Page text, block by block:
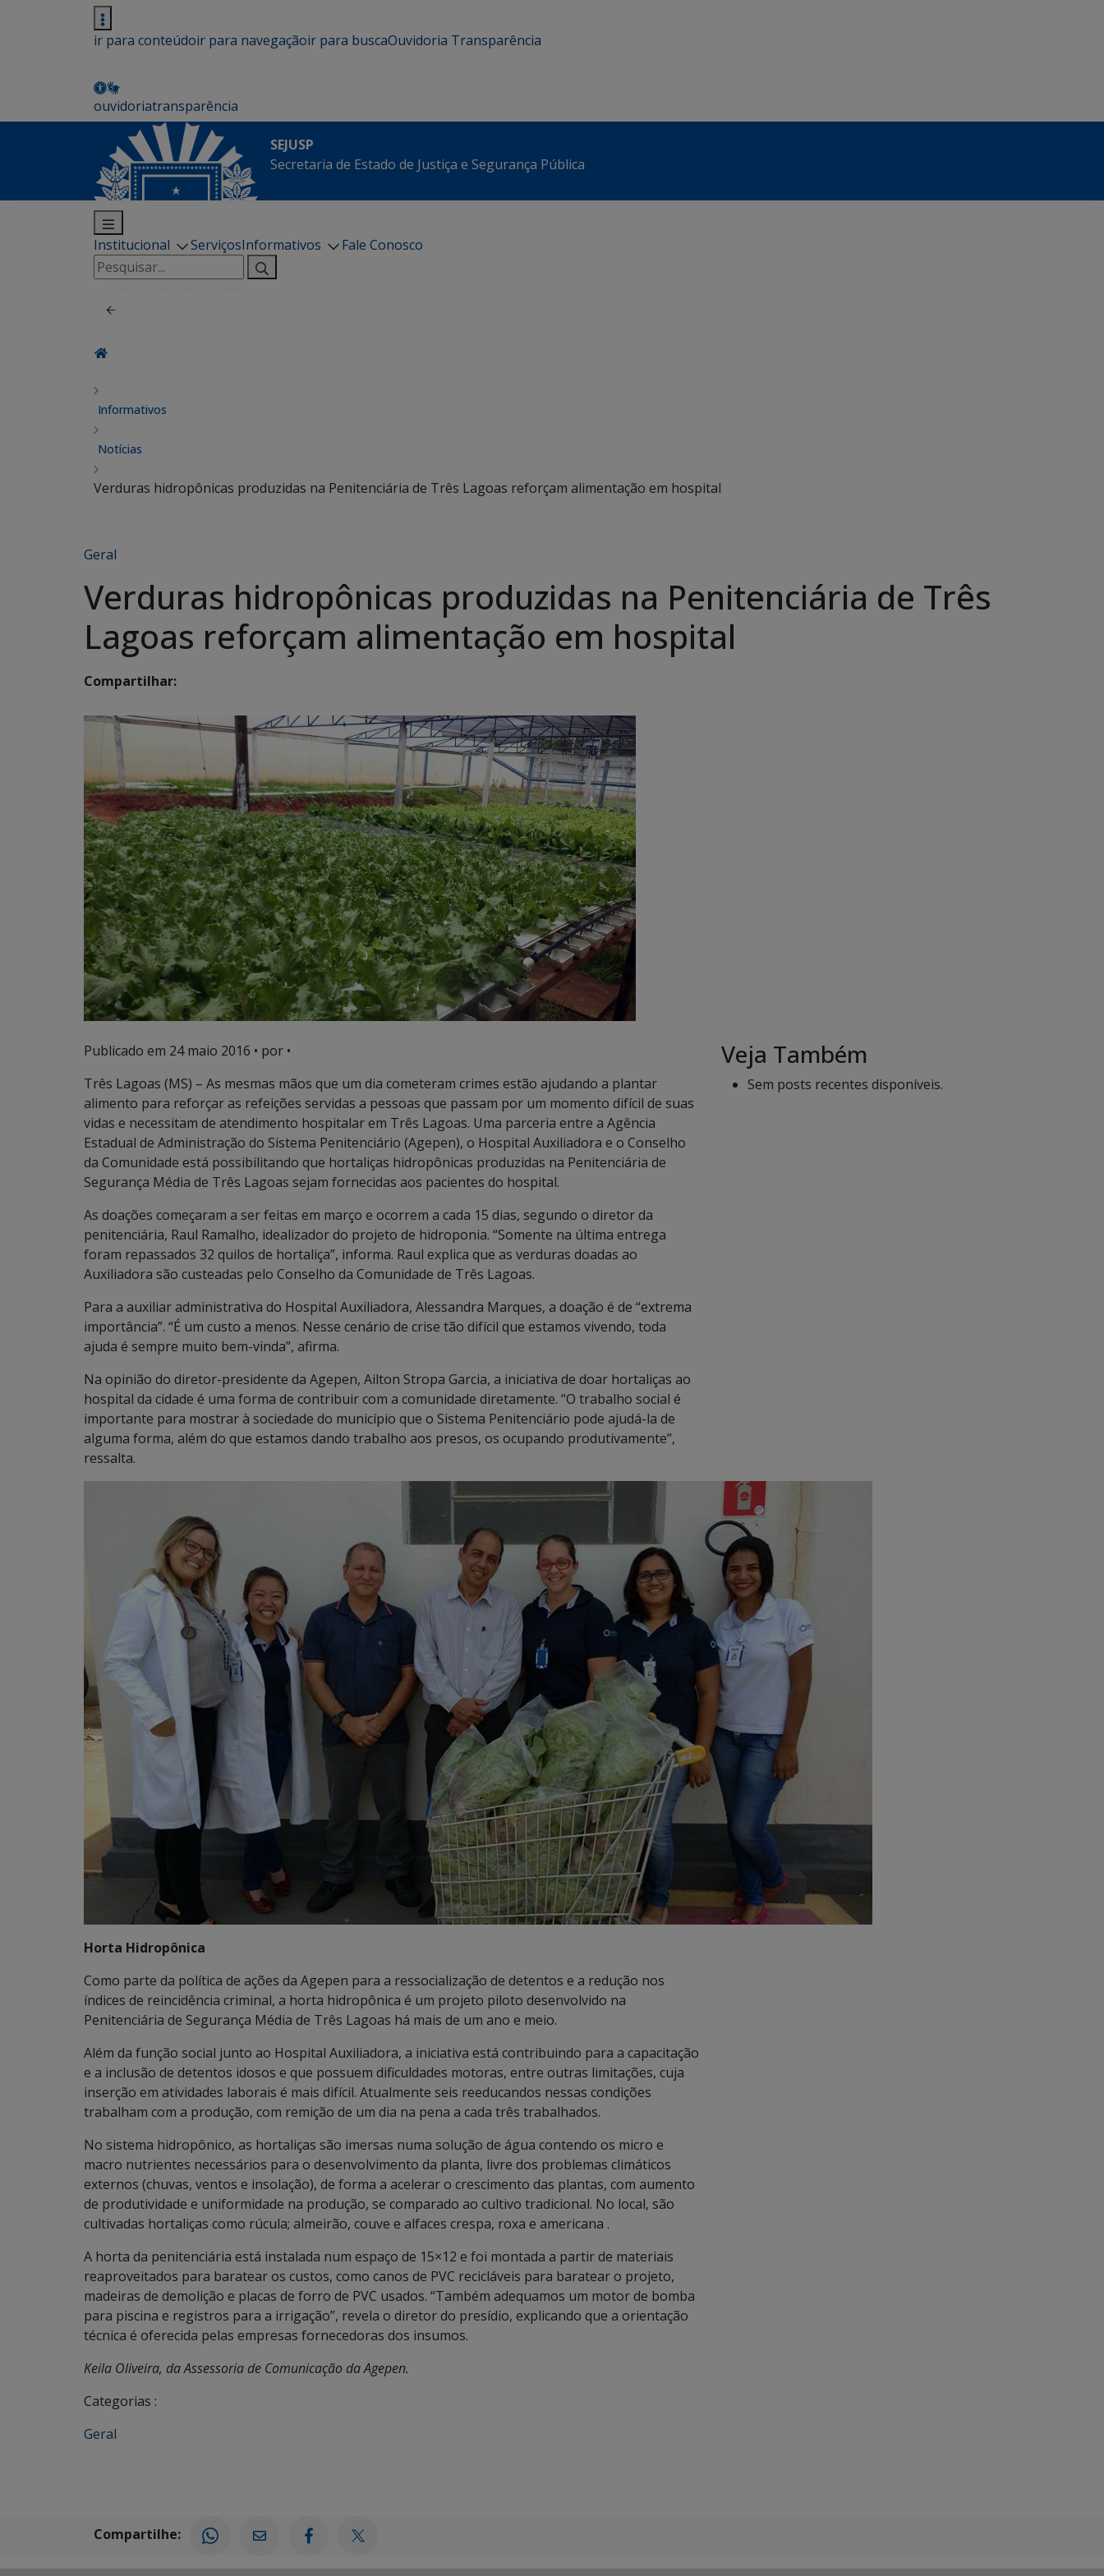
ir para conteúdoir para navegaçãoir para buscaOuvidoria Transparência
ouvidoriatransparência
SEJUSP
Secretaria de Estado de Justiça e Segurança Pública
Institucional ServiçosInformativos
Fale Conosco
Pesquisar
por:
Informativos
Notícias
Verduras hidropônicas produzidas na Penitenciária de Três Lagoas reforçam alimentação em hospital
Geral
Verduras hidropônicas produzidas na Penitenciária de Três
Lagoas reforçam alimentação em hospital
Compartilhar:
Publicado em 24 maio 2016 • por •
Três Lagoas (MS) – As mesmas mãos que um dia cometeram crimes estão ajudando a plantar
alimento para reforçar as refeições servidas a pessoas que passam por um momento difícil de suas
vidas e necessitam de atendimento hospitalar em Três Lagoas. Uma parceria entre a Agência
Estadual de Administração do Sistema Penitenciário (Agepen), o Hospital Auxiliadora e o Conselho
da Comunidade está possibilitando que hortaliças hidropônicas produzidas na Penitenciária de
Segurança Média de Três Lagoas sejam fornecidas aos pacientes do hospital.
As doações começaram a ser feitas em março e ocorrem a cada 15 dias, segundo o diretor da
penitenciária, Raul Ramalho, idealizador do projeto de hidroponia. “Somente na última entrega
foram repassados 32 quilos de hortaliça”, informa. Raul explica que as verduras doadas ao
Auxiliadora são custeadas pelo Conselho da Comunidade de Três Lagoas.
Para a auxiliar administrativa do Hospital Auxiliadora, Alessandra Marques, a doação é de “extrema
importância”. “É um custo a menos. Nesse cenário de crise tão difícil que estamos vivendo, toda
ajuda é sempre muito bem-vinda”, afirma.
Na opinião do diretor-presidente da Agepen, Ailton Stropa Garcia, a iniciativa de doar hortaliças ao
hospital da cidade é uma forma de contribuir com a comunidade diretamente. “O trabalho social é
importante para mostrar à sociedade do município que o Sistema Penitenciário pode ajudá-la de
alguma forma, além do que estamos dando trabalho aos presos, os ocupando produtivamente”,
ressalta.
Horta Hidropônica
Como parte da política de ações da Agepen para a ressocialização de detentos e a redução nos
índices de reincidência criminal, a horta hidropônica é um projeto piloto desenvolvido na
Penitenciária de Segurança Média de Três Lagoas há mais de um ano e meio.
Além da função social junto ao Hospital Auxiliadora, a iniciativa está contribuindo para a capacitação
e a inclusão de detentos idosos e que possuem dificuldades motoras, entre outras limitações, cuja
inserção em atividades laborais é mais difícil. Atualmente seis reeducandos nessas condições
trabalham com a produção, com remição de um dia na pena a cada três trabalhados.
No sistema hidropônico, as hortaliças são imersas numa solução de água contendo os micro e
macro nutrientes necessários para o desenvolvimento da planta, livre dos problemas climáticos
externos (chuvas, ventos e insolação), de forma a acelerar o crescimento das plantas, com aumento
de produtividade e uniformidade na produção, se comparado ao cultivo tradicional. No local, são
cultivadas hortaliças como rúcula; almeirão, couve e alfaces crespa, roxa e americana .
A horta da penitenciária está instalada num espaço de 15×12 e foi montada a partir de materiais
reaproveitados para baratear os custos, como canos de PVC recicláveis para baratear o projeto,
madeiras de demolição e placas de forro de PVC usados. “Também adequamos um motor de bomba
para piscina e registros para a irrigação”, revela o diretor do presídio, explicando que a orientação
técnica é oferecida pelas empresas fornecedoras dos insumos.
Keila Oliveira, da Assessoria de Comunicação da Agepen.
Categorias :
Geral
Veja Também
Sem posts recentes disponíveis.
Compartilhe: